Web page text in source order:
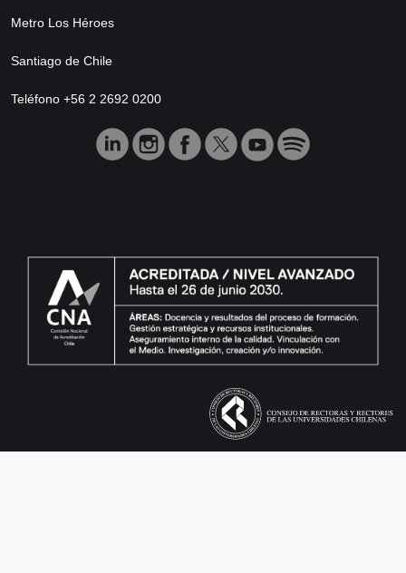
Metro Los Héroes
Santiago de Chile
Teléfono +56 2 2692 0200